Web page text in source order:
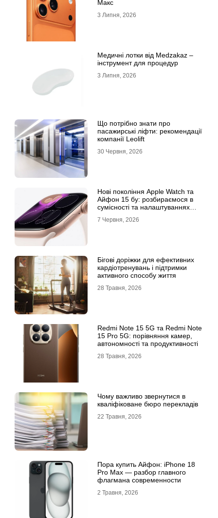
Макс
3 Липня, 2026
Медичні лотки від Medzakaz –
інструмент для процедур
3 Липня, 2026
Що потрібно знати про
пасажирські ліфти: рекомендації
компанії Leolift
30 Червня, 2026
Нові покоління Apple Watch та
Айфон 15 бу: розбираємося в
сумісності та налаштуваннях
7 Червня, 2026
Бігові доріжки для ефективних
кардіотренувань і підтримки
активного способу життя
28 Травня, 2026
Redmi Note 15 5G та Redmi Note
15 Pro 5G: порівняння камер,
автономності та продуктивності
28 Травня, 2026
Чому важливо звернутися в
кваліфіковане бюро перекладів
22 Травня, 2026
Пора купить Айфон: iPhone 18
Pro Max — разбор главного
флагмана современности
2 Травня, 2026